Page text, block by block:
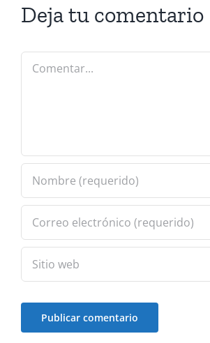
Deja tu comentario
Comentar